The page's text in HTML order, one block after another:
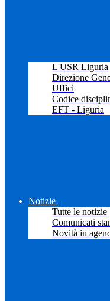
L'USR Liguria
Direzione
Uffici
Codice
EFT - Liguria
Notizie
Tutte le notizie
Comunicati
Novità in